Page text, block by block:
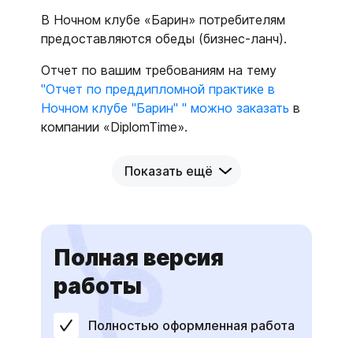
В Ночном клубе «Барин» потребителям
предоставляются обеды (бизнес-ланч).
Отчет по вашим требованиям на тему
"Отчет по преддипломной практике в
Ночном клубе "Барин" " можно заказать в
компании «DiplomTime».
Показать ещё
Полная версия
работы
Полностью оформленная работа